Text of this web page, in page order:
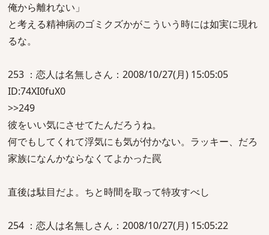
俺から離れない」
と考える精神病のゴミクズかがこういう時には如実に現れ
るな。
253 ：恋人は名無しさん：2008/10/27(月) 15:05:05
ID:74XI0fuX0
>>249
彼をいい気にさせてたんだろうね。
何でもしてくれて浮気にも気が付かない。ラッキー、だろ
家族になんかならなくてよかった罠
直後は駄目だよ。ちと時間を取って特攻すべし
254 ：恋人は名無しさん：2008/10/27(月) 15:05:22